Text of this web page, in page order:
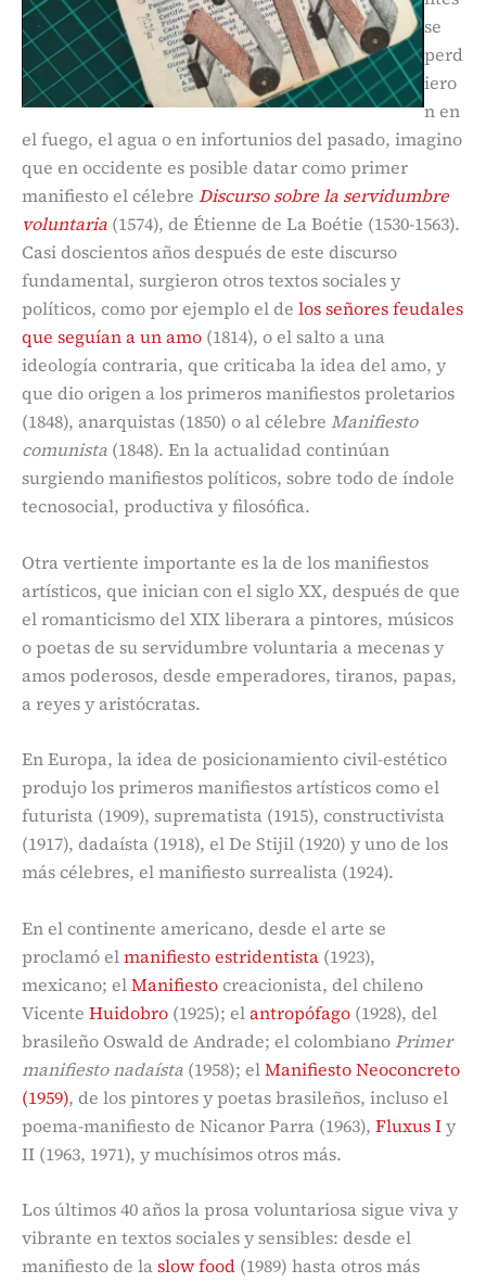
se
perd
iero
n en
el fuego, el agua o en infortunios del pasado, imagino
que en occidente es posible datar como primer
manifiesto el célebre Discurso sobre la servidumbre
voluntaria (1574), de Étienne de La Boétie (1530-1563).
Casi doscientos años después de este discurso
fundamental, surgieron otros textos sociales y
políticos, como por ejemplo el de los señores feudales
que seguían a un amo (1814), o el salto a una
ideología contraria, que criticaba la idea del amo, y
que dio origen a los primeros manifiestos proletarios
(1848), anarquistas (1850) o al célebre Manifiesto
comunista (1848). En la actualidad continúan
surgiendo manifiestos políticos, sobre todo de índole
tecnosocial, productiva y filosófica.
Otra vertiente importante es la de los manifiestos
artísticos, que inician con el siglo XX, después de que
el romanticismo del XIX liberara a pintores, músicos
o poetas de su servidumbre voluntaria a mecenas y
amos poderosos, desde emperadores, tiranos, papas,
a reyes y aristócratas.
En Europa, la idea de posicionamiento civil-estético
produjo los primeros manifiestos artísticos como el
futurista (1909), suprematista (1915), constructivista
(1917), dadaísta (1918), el De Stijil (1920) y uno de los
más célebres, el manifiesto surrealista (1924).
En el continente americano, desde el arte se
proclamó elmanifiesto estridentista (1923),
mexicano; elManifiestocreacionista, del chileno
Vicente Huidobro (1925); elantropófago (1928), del
brasileño Oswald de Andrade; el colombianoPrimer
manifiesto nadaísta (1958); elManifiesto Neoconcreto
(1959), de los pintores y poetas brasileños, incluso el
poema-manifiesto de Nicanor Parra (1963), Fluxus Iy
II (1963, 1971), y muchísimos otros más.
Los últimos 40 años la prosa voluntariosa sigue viva y
vibrante en textos sociales y sensibles: desde el
manifiesto de laslow food (1989) hasta otros más